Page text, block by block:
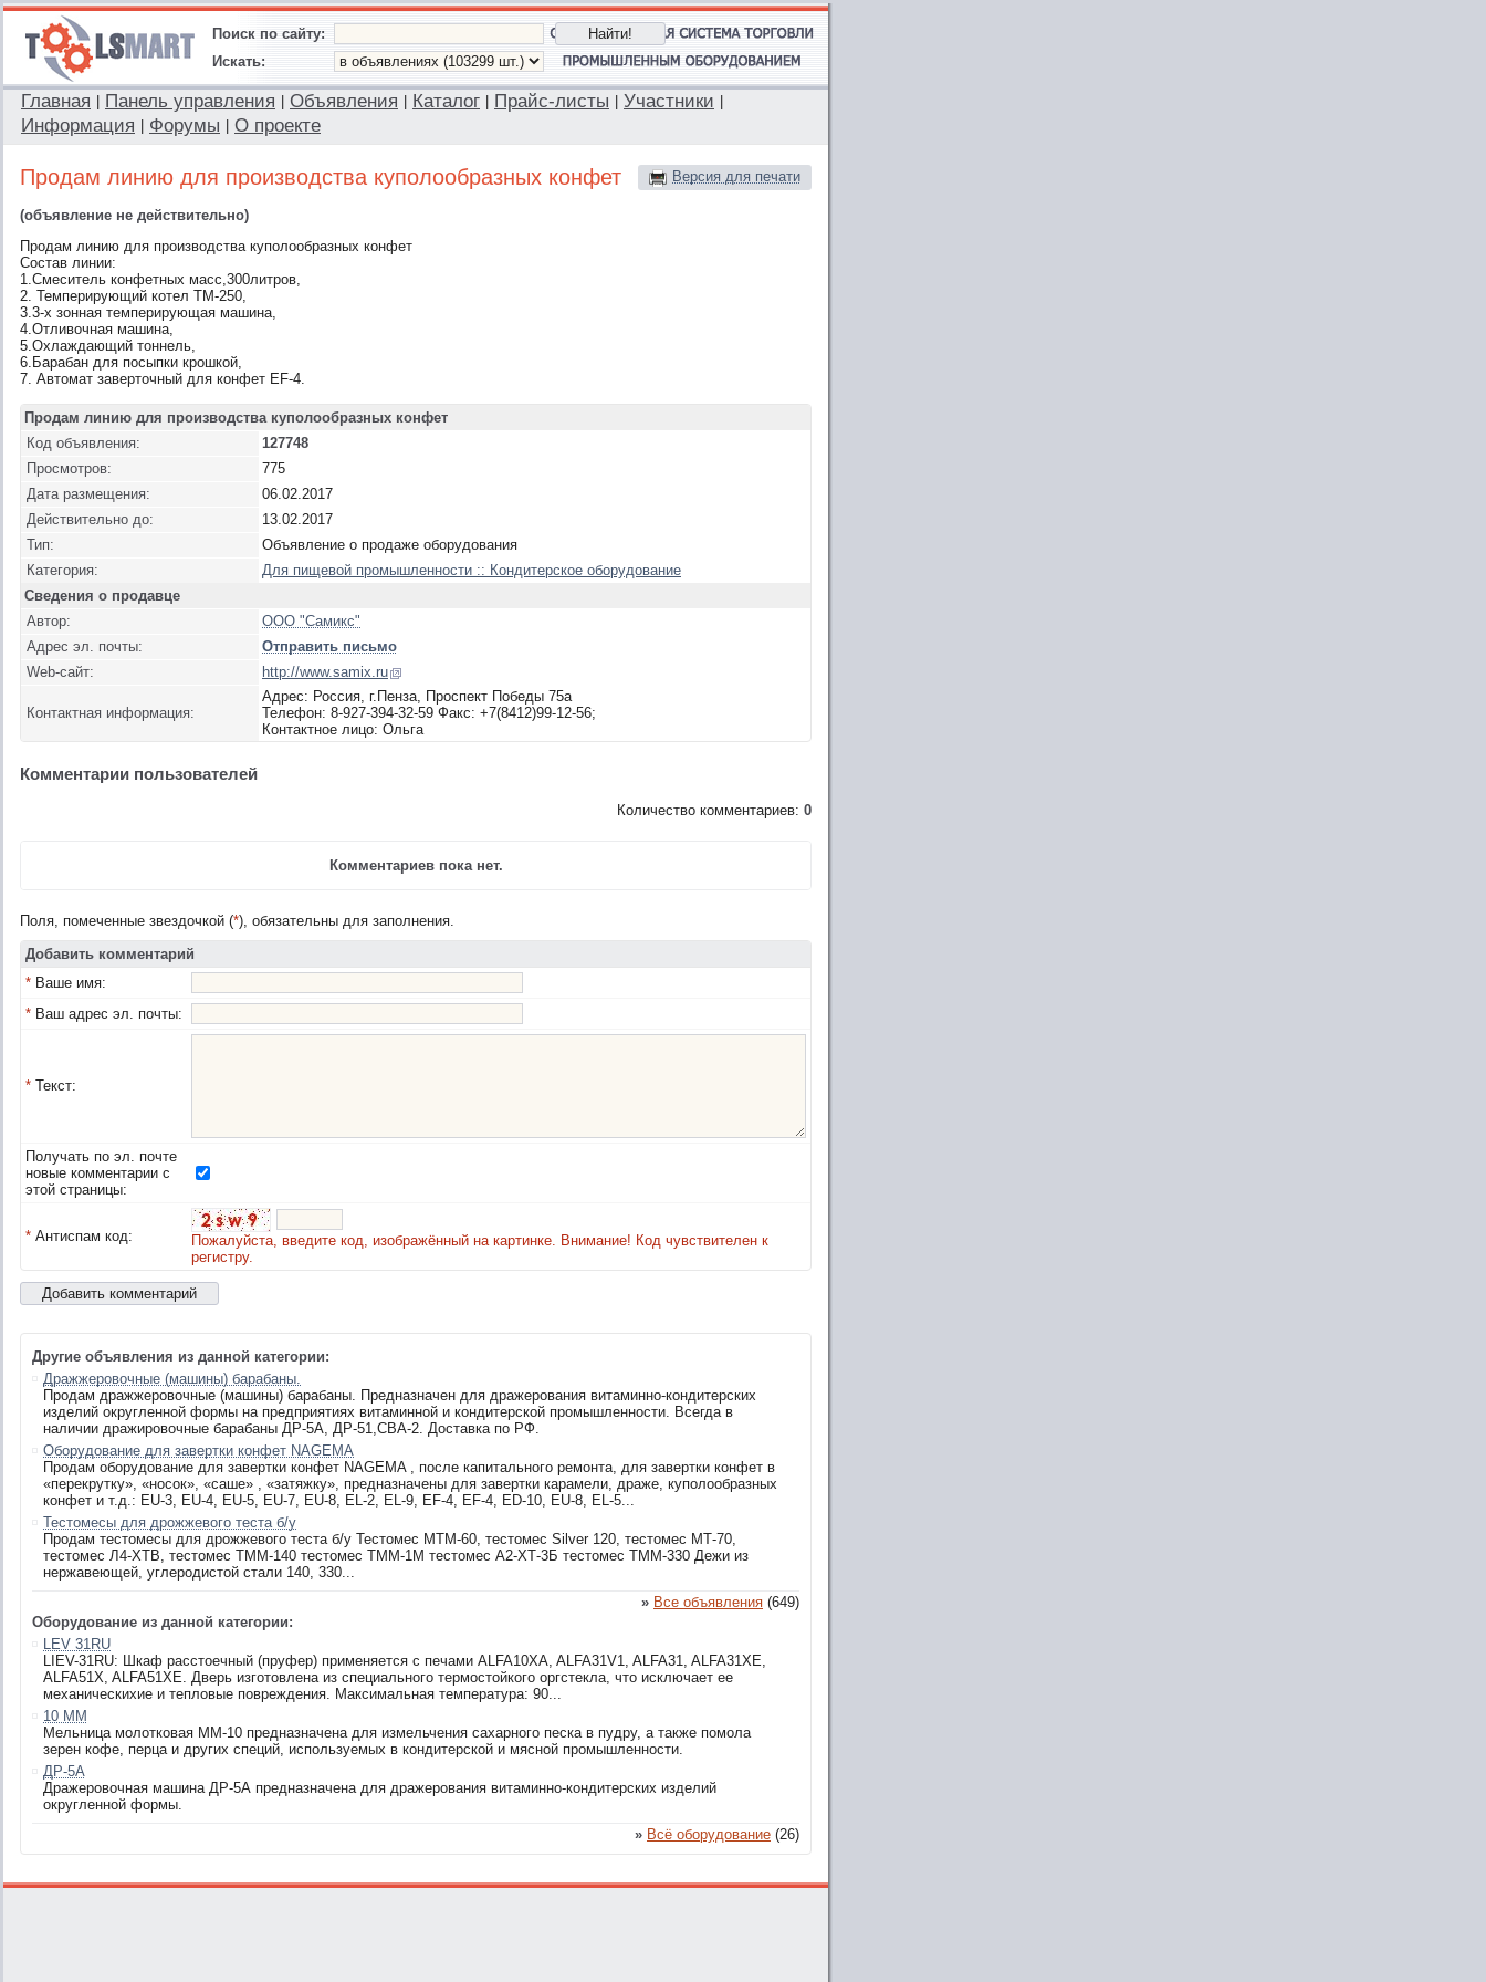
Поиск по сайту:
Искать:
Главная Панель управления Объявления Каталог Прайс-листы Участники
Информация Форумы О проекте
Версия для печати
Продам линию для производства куполообразных конфет
(объявление не действительно)
Продам линию для производства куполообразных конфет
Состав линии:
1.Смеситель конфетных масс,300литров,
2. Темперирующий котел ТМ-250,
3.3-х зонная темперирующая машина,
4.Отливочная машина,
5.Охлаждающий тоннель,
6.Барабан для посыпки крошкой,
7. Автомат заверточный для конфет EF-4.
Продам линию для производства куполообразных конфет
Код объявления:
127748
Просмотров:
775
Дата размещения:
06.02.2017
Действительно до:
13.02.2017
Тип:
Объявление о продаже оборудования
Категория:
Для пищевой промышленности :: Кондитерское оборудование
Сведения о продавце
Автор:
ООО "Самикс"
Адрес эл. почты:
Отправить письмо
Web-сайт:
http://www.samix.ru
Контактная информация:
Адрес: Россия, г.Пенза, Проспект Победы 75а
Телефон: 8-927-394-32-59 Факс: +7(8412)99-12-56;
Контактное лицо: Ольга
Комментарии пользователей
Количество комментариев: 0
Комментариев пока нет.
Поля, помеченные звездочкой (*), обязательны для заполнения.
Добавить комментарий
* Ваше имя:
* Ваш адрес эл. почты:
* Текст:
Получать по эл. почте
новые комментарии с
этой страницы:
* Антиспам код:
Пожалуйста, введите код, изображённый на картинке. Внимание! Код чувствителен к
регистру.
Другие объявления из данной категории:
Дражжеровочные (машины) барабаны.
Продам дражжеровочные (машины) барабаны. Предназначен для дражерования витаминно-кондитерских
изделий округленной формы на предприятиях витаминной и кондитерской промышленности. Всегда в
наличии дражировочные барабаны ДР-5А, ДР-51,СВА-2. Доставка по РФ.
Оборудование для завертки конфет NAGEMA
Продам оборудование для завертки конфет NAGEMA , после капитального ремонта, для завертки конфет в
«перекрутку», «носок», «саше» , «затяжку», предназначены для завертки карамели, драже, куполообразных
конфет и т.д.: EU-3, EU-4, EU-5, EU-7, EU-8, EL-2, EL-9, EF-4, EF-4, ED-10, EU-8, EL-5...
Тестомесы для дрожжевого теста б/у
Продам тестомесы для дрожжевого теста б/у Тестомес МТМ-60, тестомес Silver 120, тестомес МТ-70,
тестомес Л4-ХТВ, тестомес ТММ-140 тестомес ТММ-1М тестомес А2-ХТ-3Б тестомес ТММ-330 Дежи из
нержавеющей, углеродистой стали 140, 330...
» Все объявления (649)
Оборудование из данной категории:
LEV 31RU
LIEV-31RU: Шкаф расстоечный (пруфер) применяется с печами ALFA10XA, ALFA31V1, ALFA31, ALFA31XE,
ALFA51X, ALFA51XE. Дверь изготовлена из специального термостойкого оргстекла, что исключает ее
механическихие и тепловые повреждения. Максимальная температура: 90...
10 ММ
Мельница молотковая ММ-10 предназначена для измельчения сахарного песка в пудру, а также помола
зерен кофе, перца и других специй, используемых в кондитерской и мясной промышленности.
ДР-5А
Дражеровочная машина ДР-5А предназначена для дражерования витаминно-кондитерских изделий
округленной формы.
» Всё оборудование (26)